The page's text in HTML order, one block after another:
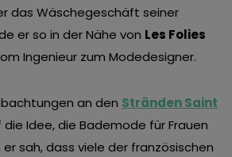
das Wäschegeschäft seiner
er so in der Nähe von Les Folies
Ingenieur zum Modedesigner.
an den Stränden Saint
die Idee, die Bademode für Frauen
er sah, dass viele der französischen